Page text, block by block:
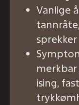
Vanlige
ising,